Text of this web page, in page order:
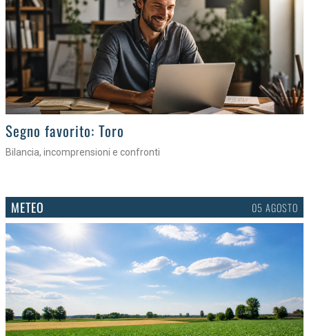
>
Segno favorito: Toro
Bilancia, incomprensioni e confronti
METEO 05 AGOSTO